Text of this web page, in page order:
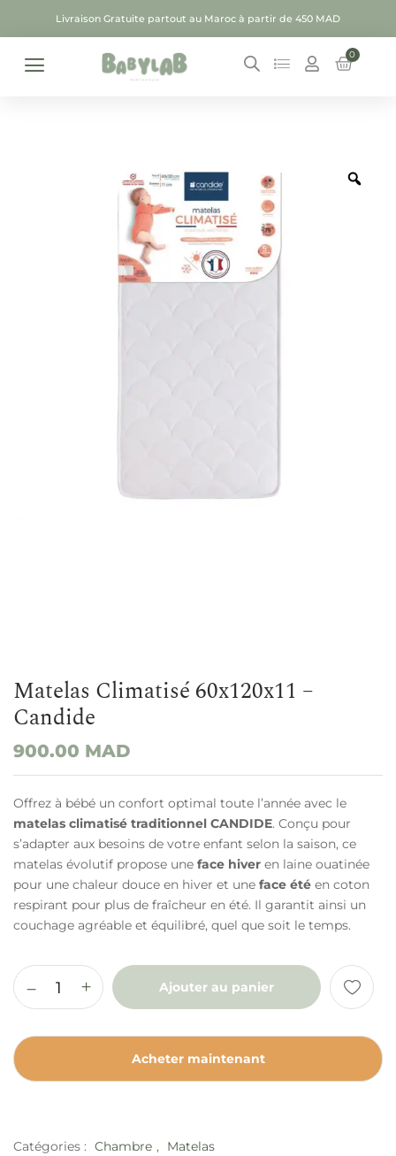
Livraison Gratuite partout au Maroc à partir de 450 MAD
0
Matelas Climatisé 60x120x11 –
Candide
900.00 MAD
Offrez à bébé un confort optimal toute l’année avec le
matelas climatisé traditionnel CANDIDE. Conçu pour
s’adapter aux besoins de votre enfant selon la saison, ce
matelas évolutif propose une face hiver en laine ouatinée
pour une chaleur douce en hiver et une face été en coton
respirant pour plus de fraîcheur en été. Il garantit ainsi un
couchage agréable et équilibré, quel que soit le temps.
Ajouter au panier
Acheter maintenant
Catégories : Chambre , Matelas